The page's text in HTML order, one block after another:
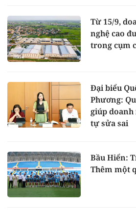
Từ 15/9,
nghệ cao
trong cụm
Đại biểu
Phương:
giúp
tự sửa sai
Bầu Hiển:
Thêm một